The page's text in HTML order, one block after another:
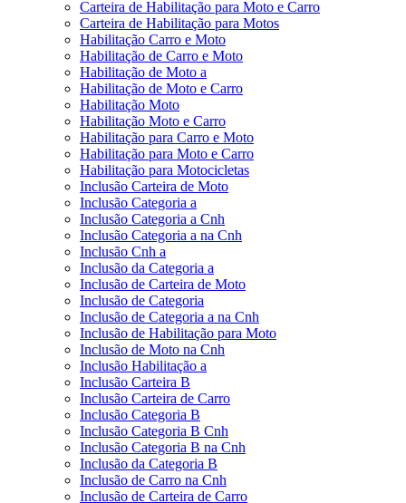
Carteira de Habilitação para Moto e Carro
Carteira de Habilitação para Motos
Habilitação Carro e Moto
Habilitação de Carro e Moto
Habilitação de Moto a
Habilitação de Moto e Carro
Habilitação Moto
Habilitação Moto e Carro
Habilitação para Carro e Moto
Habilitação para Moto e Carro
Habilitação para Motocicletas
Inclusão Carteira de Moto
Inclusão Categoria a
Inclusão Categoria a Cnh
Inclusão Categoria a na Cnh
Inclusão Cnh a
Inclusão da Categoria a
Inclusão de Carteira de Moto
Inclusão de Categoria
Inclusão de Categoria a na Cnh
Inclusão de Habilitação para Moto
Inclusão de Moto na Cnh
Inclusão Habilitação a
Inclusão Carteira B
Inclusão Carteira de Carro
Inclusão Categoria B
Inclusão Categoria B Cnh
Inclusão Categoria B na Cnh
Inclusão da Categoria B
Inclusão de Carro na Cnh
Inclusão de Carteira de Carro